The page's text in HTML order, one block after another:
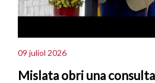
09 juliol 2026
Mislata obri una